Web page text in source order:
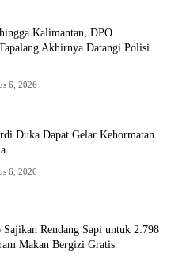
Kalimantan, DPO
Akhirnya Datangi Polisi
6, 2026
Duka Dapat Gelar Kehormatan
6, 2026
Sajikan Rendang Sapi untuk 2.798
Makan Bergizi Gratis